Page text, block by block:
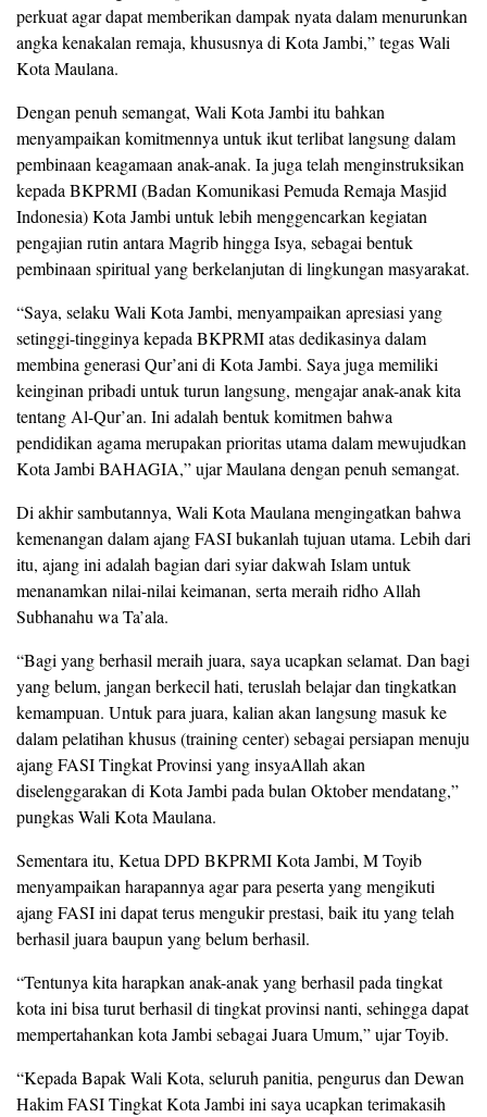
perkuat agar dapat memberikan dampak nyata dalam menurunkan
angka kenakalan remaja, khususnya di Kota Jambi,” tegas Wali
Kota Maulana.
Dengan penuh semangat, Wali Kota Jambi itu bahkan
menyampaikan komitmennya untuk ikut terlibat langsung dalam
pembinaan keagamaan anak-anak. Ia juga telah menginstruksikan
kepada BKPRMI (Badan Komunikasi Pemuda Remaja Masjid
Indonesia) Kota Jambi untuk lebih menggencarkan kegiatan
pengajian rutin antara Magrib hingga Isya, sebagai bentuk
pembinaan spiritual yang berkelanjutan di lingkungan masyarakat.
“Saya, selaku Wali Kota Jambi, menyampaikan apresiasi yang
setinggi-tingginya kepada BKPRMI atas dedikasinya dalam
membina generasi Qur’ani di Kota Jambi. Saya juga memiliki
keinginan pribadi untuk turun langsung, mengajar anak-anak kita
tentang Al-Qur’an. Ini adalah bentuk komitmen bahwa
pendidikan agama merupakan prioritas utama dalam mewujudkan
Kota Jambi BAHAGIA,” ujar Maulana dengan penuh semangat.
Di akhir sambutannya, Wali Kota Maulana mengingatkan bahwa
kemenangan dalam ajang FASI bukanlah tujuan utama. Lebih dari
itu, ajang ini adalah bagian dari syiar dakwah Islam untuk
menanamkan nilai-nilai keimanan, serta meraih ridho Allah
Subhanahu wa Ta’ala.
“Bagi yang berhasil meraih juara, saya ucapkan selamat. Dan bagi
yang belum, jangan berkecil hati, teruslah belajar dan tingkatkan
kemampuan. Untuk para juara, kalian akan langsung masuk ke
dalam pelatihan khusus (training center) sebagai persiapan menuju
ajang FASI Tingkat Provinsi yang insyaAllah akan
diselenggarakan di Kota Jambi pada bulan Oktober mendatang,”
pungkas Wali Kota Maulana.
Sementara itu, Ketua DPD BKPRMI Kota Jambi, M Toyib
menyampaikan harapannya agar para peserta yang mengikuti
ajang FASI ini dapat terus mengukir prestasi, baik itu yang telah
berhasil juara baupun yang belum berhasil.
“Tentunya kita harapkan anak-anak yang berhasil pada tingkat
kota ini bisa turut berhasil di tingkat provinsi nanti, sehingga dapat
mempertahankan kota Jambi sebagai Juara Umum,” ujar Toyib.
“Kepada Bapak Wali Kota, seluruh panitia, pengurus dan Dewan
Hakim FASI Tingkat Kota Jambi ini saya ucapkan terimakasih